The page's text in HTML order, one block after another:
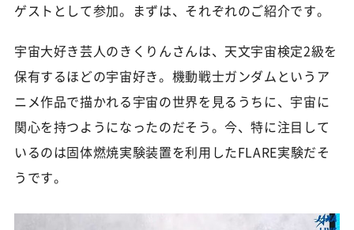
ゲストとして参加。まずは、それぞれのご紹介です。
宇宙大好き芸人のきくりんさんは、天文宇宙検定2級を
保有するほどの宇宙好き。機動戦士ガンダムというア
ニメ作品で描かれる宇宙の世界を見るうちに、宇宙に
関心を持つようになったのだそう。今、特に注目して
いるのは固体燃焼実験装置を利用したFLARE実験だそ
うです。